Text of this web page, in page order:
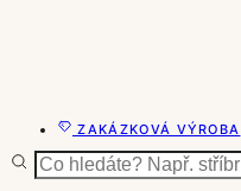
ZAKÁZKOVÁ VÝROBA